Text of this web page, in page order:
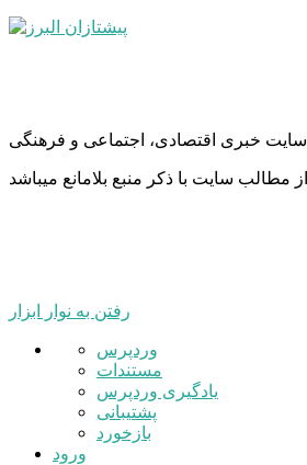
سایت خبری اقتصادی، اجتماعی و فرهنگی
رفتن به نوار ابزار
درباره
وردپرس
وردپرس
مستندات
یادگیری وردپرس
پشتیبانی
بازخورد
ورود